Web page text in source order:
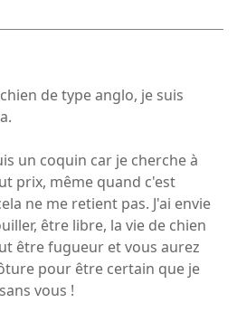
de type anglo, je suis
un coquin car je cherche à
prix, même quand c'est
ne me retient pas. J'ai envie
être libre, la vie de chien
être fugueur et vous aurez
pour être certain que je
vous !